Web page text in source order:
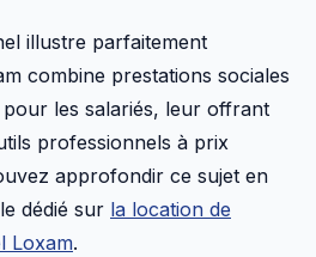
illustre parfaitement
combine prestations sociales
les salariés, leur offrant
professionnels à prix
approfondir ce sujet en
dédié sur la location de
Loxam.